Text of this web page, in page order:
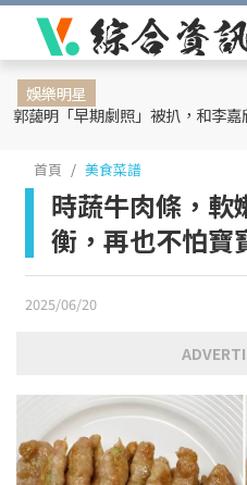
娛樂明星
首頁 美食菜譜
時蔬牛肉條，軟
衡，再也不怕寶
2025/06/20